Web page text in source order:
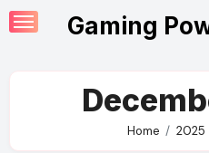
Skip
to
Gaming
Home 2025